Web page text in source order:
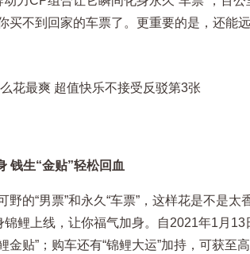
买不到回家的车票了。更重要的是，还能
钱生“金贴”轻松回血
野的“男票”和永久“车票”，这样花是不是
锦鲤上线，让你福气加身。自2021年1月
金贴”；购车还有“锦鲤大运”加持，可获至